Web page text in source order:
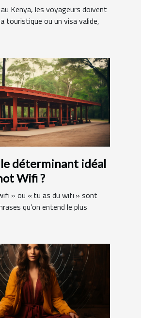
Kenya, les voyageurs doivent
touristique ou un visa valide,
déterminant idéal
Wifi ?
» ou « tu as du wifi » sont
qu’on entend le plus